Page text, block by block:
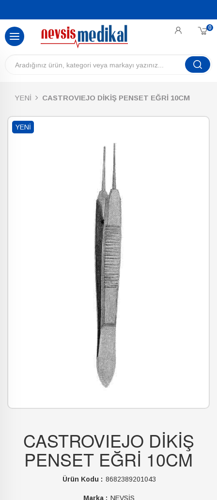
0
YENİ CASTROVIEJO DİKİŞ PENSET EĞRİ 10CM
YENI
CASTROVIEJO DİKİŞ
PENSET EĞRİ 10CM
Ürün Kodu : 8682389201043
Marka : NEVSİS